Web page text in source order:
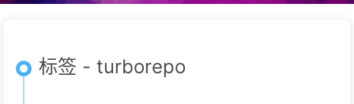
标签 - turborepo